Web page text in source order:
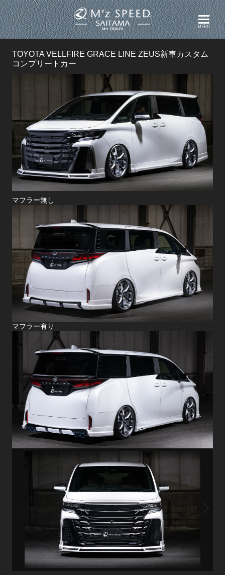
MENU
TOYOTA VELLFIRE GRACE LINE ZEUS新車カスタム
コンプリートカー
マフラー無し
マフラー有り